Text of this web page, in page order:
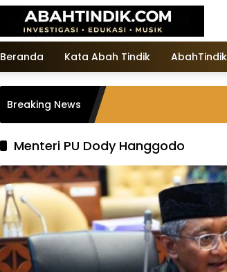
Beranda Kata Abah Tindik
Breaking News
Menteri PU Dody Hanggodo